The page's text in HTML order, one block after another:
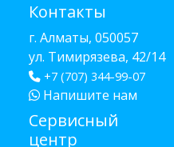
Контакты
г. Алматы, 050057
ул. Тимирязева, 42/14
+7 (707) 344-99-07
Напишите нам
Сервисный
центр